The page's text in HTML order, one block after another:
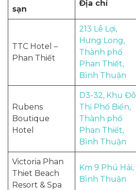
sạn
Địa chỉ
TTC Hotel –
Phan Thiết
213 Lê Lợi,
Hưng Long,
Thành phố
Phan Thiết,
Bình Thuận
Rubens
Boutique
Hotel
D3-32, Khu Đô
Thị Phố Biển,
Thành phố
Phan Thiết,
Bình Thuận
Victoria Phan
Thiet Beach
Resort & Spa
Km 9 Phú Hải,
Bình Thuận